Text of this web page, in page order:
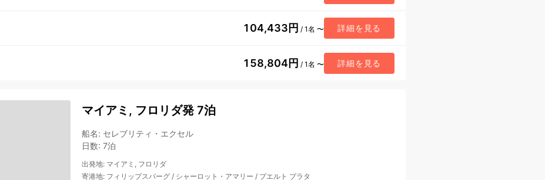
104,433円 / 1名 〜 詳細を見る
158,804円 / 1名 〜 詳細を見る
マイアミ, フロリダ発 7泊
船名: セレブリティ・エクセル
日数: 7泊
出発地: マイアミ, フロリダ
寄港地: フィリップスバーグ/ シャーロット・アマリー / プエルト プラタ